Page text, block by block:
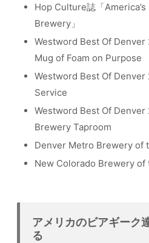
Hop Culture誌「
Brewery」
Westword Best Of
Mug of Foam on Purpose
Westword Best Of
Service
Westword Best Of Denver
Brewery Taproom
Denver Metro Brewery of
New Colorado Brewery of
アメリカのビアギーク
る